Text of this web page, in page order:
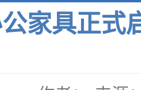
家具正式